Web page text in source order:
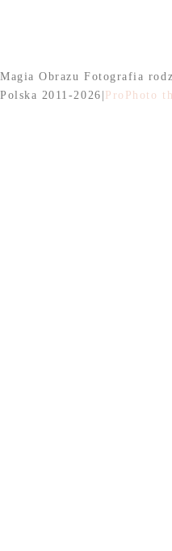
Magia Obrazu Fotografia
Polska 2011-2026 | ProPhoto